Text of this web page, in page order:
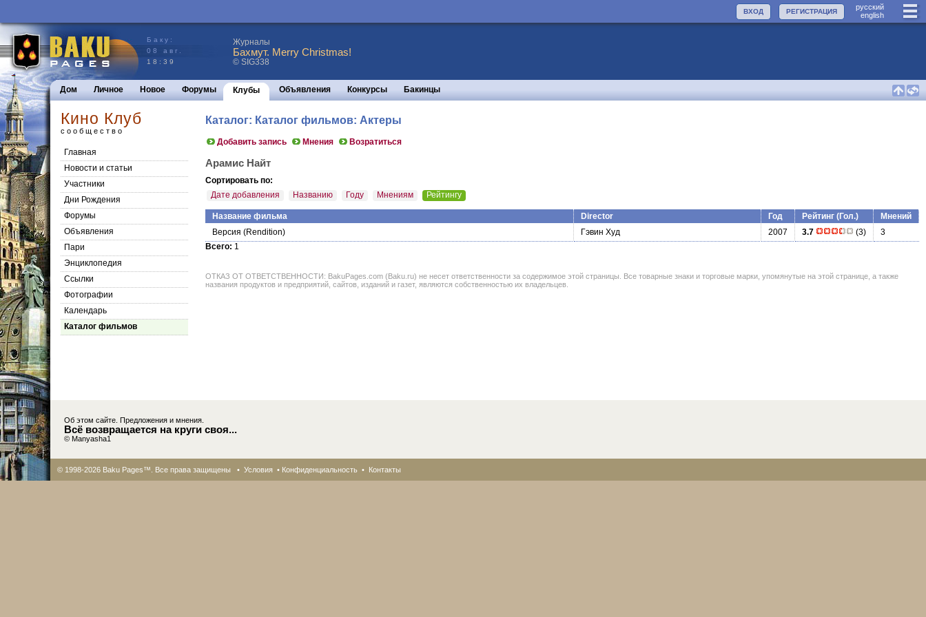
руccкий
english
РЕГИСТРАЦИЯ
ВХОД
Баку:
08 авг.
18:39
Журналы
Бахмут. Merry Christmas!
© SIG338
Дом Личное Новое Форумы Клубы Объявления Конкурсы Бакинцы
Кино Клуб
сообщество
Главная
Новости и статьи
Участники
Дни Рождения
Форумы
Объявления
Пари
Энциклопедия
Cсылки
Фотографии
Календарь
Каталог фильмов
Каталог: Каталог фильмов: Актеры
Добавить запись Мнения Возратиться
Арамис Найт
Сортировать по:
Дате добавления
Названию Году Мнениям Рейтингу
Название фильма Director Год Рейтинг (Гол.)
Мнений
Версия (Rendition) Гэвин Худ 2007 3.7 (3)
3
Всего: 1
ОТКАЗ ОТ ОТВЕТСТВЕННОСТИ: BakuPages.com (Baku.ru) не несет ответственности за содержимое этой страницы. Все товарные знаки и торговые марки, упомянутые на этой странице, а также
названия продуктов и предприятий, сайтов, изданий и газет, являются собственностью их владельцев.
Об этом сайте. Предложения и мнения.
Всё возвращается на круги своя...
© Manyasha1
© 1998-2026 Baku Pages™. Все права защищены • Условия • Конфиденциальность • Контакты